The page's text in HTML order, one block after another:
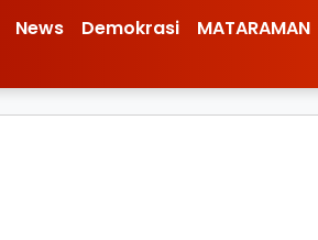
News Demokrasi MATARAMAN